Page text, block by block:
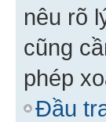
nêu rõ
cũng
phép
Đầu